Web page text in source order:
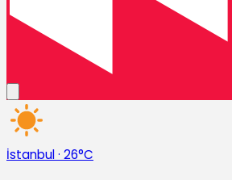
İstanbul· 26°C